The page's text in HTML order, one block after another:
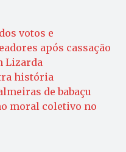
votos e
após cassação
Lizarda
história
de babaçu
moral coletivo no